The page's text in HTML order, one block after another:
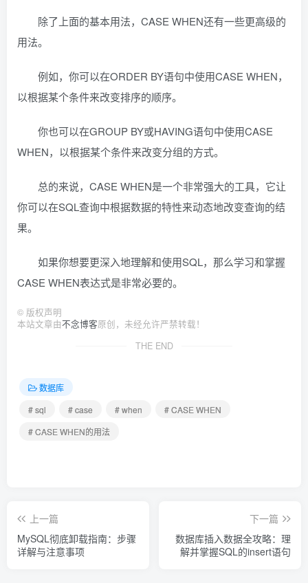
除了上面的基本用法，CASE WHEN还有一些更高级的
用法。
例如，你可以在ORDER BY语句中使用CASE WHEN，
以根据某个条件来改变排序的顺序。
你也可以在GROUP BY或HAVING语句中使用CASE
WHEN，以根据某个条件来改变分组的方式。
总的来说，CASE WHEN是一个非常强大的工具，它让
你可以在SQL查询中根据数据的特性来动态地改变查询的结
果。
如果你想要更深入地理解和使用SQL，那么学习和掌握
CASE WHEN表达式是非常必要的。
© 版权声明
本站文章由不念博客原创，未经允许严禁转载！
THE END
数据库
# sql
# case # when
# CASE WHEN
# CASE WHEN的用法
上一篇
MySQL彻底卸载指南：步骤
详解与注意事项
下一篇
数据库插入数据全攻略：理
解并掌握SQL的insert语句